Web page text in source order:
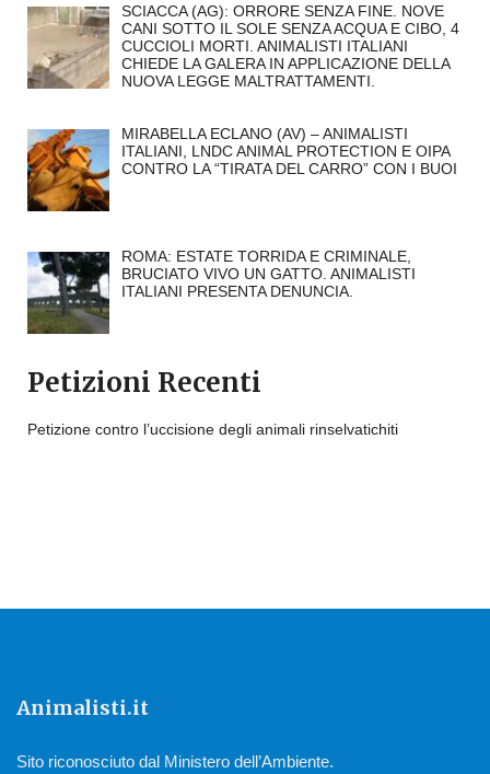
SCIACCA (AG): ORRORE SENZA FINE. NOVE
CANI SOTTO IL SOLE SENZA ACQUA E CIBO, 4
CUCCIOLI MORTI. ANIMALISTI ITALIANI
CHIEDE LA GALERA IN APPLICAZIONE DELLA
NUOVA LEGGE MALTRATTAMENTI.
MIRABELLA ECLANO (AV) – ANIMALISTI
ITALIANI, LNDC ANIMAL PROTECTION E OIPA
CONTRO LA “TIRATA DEL CARRO” CON I BUOI
ROMA: ESTATE TORRIDA E CRIMINALE,
BRUCIATO VIVO UN GATTO. ANIMALISTI
ITALIANI PRESENTA DENUNCIA.
Petizioni Recenti
Petizione contro l’uccisione degli animali rinselvatichiti
Animalisti.it
Sito riconosciuto dal Ministero dell’Ambiente.